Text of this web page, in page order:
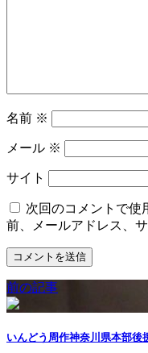
名前 ※
メール ※
サイト
次回のコメントで使
前、メールアドレス、
前の記事
いんどう周作神奈川県本部後